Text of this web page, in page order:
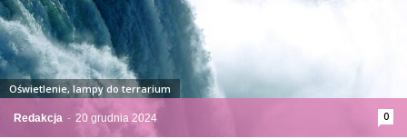
Redakcja - 20 grudnia 2024 0
Oświetlenie, lampy do terrarium